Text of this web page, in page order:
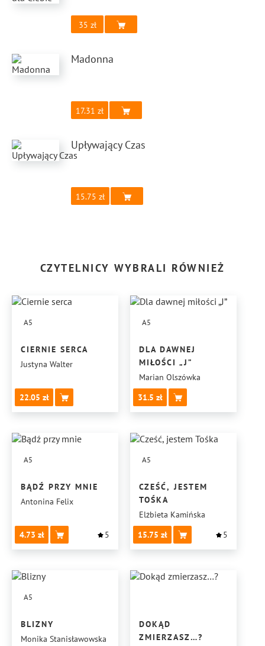
35
Madonna
17.31
Upływający Czas
15.75
CZYTELNICY WYBRALI RÓWNIEŻ
A5
CIERNIE SERCA
Justyna Walter
22.05
A5
DLA DAWNEJ
MIŁOŚCI „J”
Marian Olszówka
31.5
A5
BĄDŹ PRZY MNIE
Antonina Felix
4.73 5
A5
CZEŚĆ, JESTEM
TOŚKA
Elżbieta Kamińska
15.75
5
A5
BLIZNY
Monika Stanisławowska
DOKĄD
ZMIERZASZ…?